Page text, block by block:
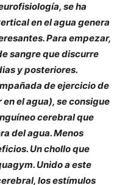
se ha
en el agua genera
Para empezar,
sangre que discurre
y posteriores.
de ejercicio de
el agua), se consigue
cerebral que
del agua. Menos
Un chollo que
Unido a este
los estímulos